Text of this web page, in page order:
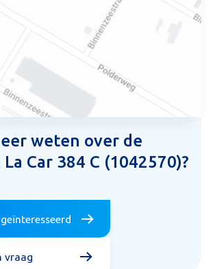
weten over de
Car 384 C (1042570)?
vraag